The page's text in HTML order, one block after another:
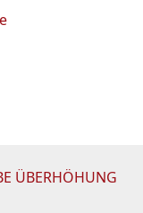
ÜBERHÖHUNG